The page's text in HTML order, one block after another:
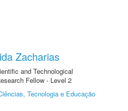
Zacharias
and Technological
Fellow - Level 2
Tecnologia e Educação